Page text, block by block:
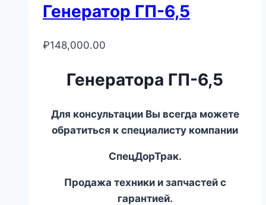
Генератор ГП-6,5
₽148,000.00
Генератора ГП-6,5
Для консультации Вы всегда можете
обратиться к специалисту компании
СпецДорТрак.
Продажа техники и запчастей с
гарантией.